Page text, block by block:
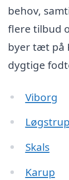
behov,
flere tilbud
byer tæt på
dygtige
Viborg
Løgstrup
Skals
Karup